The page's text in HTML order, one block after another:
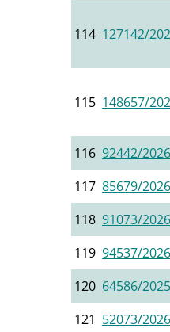
114 127142/
115 148657/
116 92442/2026
117 85679/2026
118 91073/2026
119 94537/2026
120 64586/2025
121 52073/2026